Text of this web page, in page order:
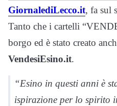
GiornalediLecco.it, fa sul
Tanto che i cartelli
borgo ed è stato creato
VendesiEsino.it.
“Esino in questi anni è
ispirazione per lo spirito